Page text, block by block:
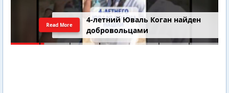
4-летний Юваль Коган найден
добровольцами
Read More